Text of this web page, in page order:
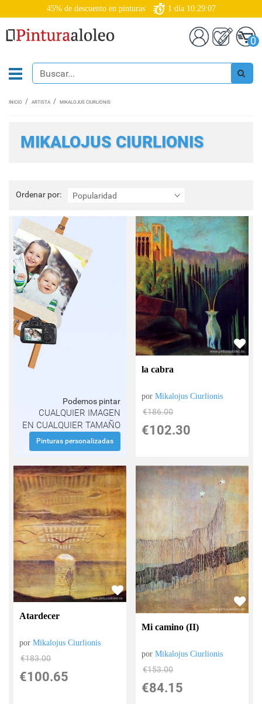
45% de descuento en pinturas 1 día 10:29:05
0
INICIO ARTISTA MIKALOJUS CIURLIONIS
MIKALOJUS CIURLIONIS
Ordenar por: Popularidad
Ordenar
por:
Podemos pintar
CUALQUIER IMAGEN
EN CUALQUIER TAMAÑO
Pinturas personalizadas
la cabra
porMikalojus Ciurlionis
€186.00
€102.30
Atardecer
porMikalojus Ciurlionis
€183.00
€100.65
Mi camino (II)
porMikalojus Ciurlionis
€153.00
€84.15